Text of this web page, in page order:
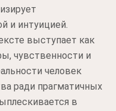
и интуицией.
выступает как
чувственности и
человек
ради прагматичных
в